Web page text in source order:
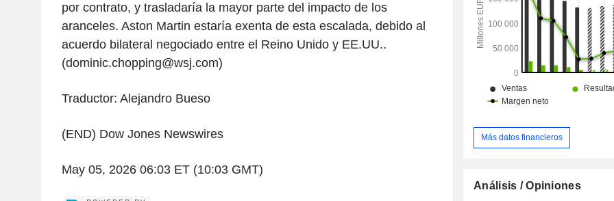
por contrato, y trasladaría la mayor parte del impacto de los
aranceles. Aston Martin estaría exenta de esta escalada, debido al
acuerdo bilateral negociado entre el Reino Unido y EE.UU..
(dominic.chopping@wsj.com)
Traductor: Alejandro Bueso
(END) Dow Jones Newswires
May 05, 2026 06:03 ET (10:03 GMT)
Más datos financieros
Análisis / Opiniones